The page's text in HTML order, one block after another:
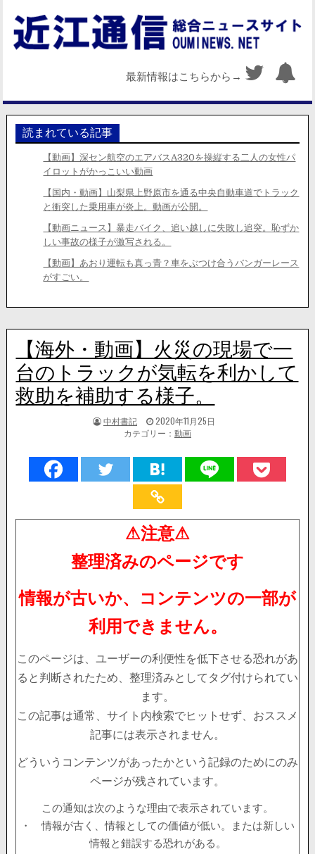
最新情報はこちらから→
読まれている記事
【動画】深セン航空のエアバスA320を操縦する二人の女性パ
イロットがかっこいい動画
【国内・動画】山梨県上野原市を通る中央自動車道でトラック
と衝突した乗用車が炎上。動画が公開。
【動画ニュース】暴走バイク、追い越しに失敗し追突。恥ずか
しい事故の様子が激写される。
【動画】あおり運転も真っ青？車をぶつけ合うバンガーレース
がすごい。
【海外・動画】火災の現場で一
台のトラックが気転を利かして
救助を補助する様子。
著
中村書記
掲
載
2020年11月25日
カテゴリー： 動画
⚠注意⚠
整理済みのページです
情報が古いか、コンテンツの一部が
利用できません。
このページは、ユーザーの利便性を低下させる恐れがあ
ると判断されたため、整理済みとしてタグ付けられてい
ます。
この記事は通常、サイト内検索でヒットせず、おススメ
記事には表示されません。
どういうコンテンツがあったかという記録のためにのみ
ページが残されています。
この通知は次のような理由で表示されています。
・ 情報が古く、情報としての価値が低い。または新しい
情報と錯誤する恐れがある。